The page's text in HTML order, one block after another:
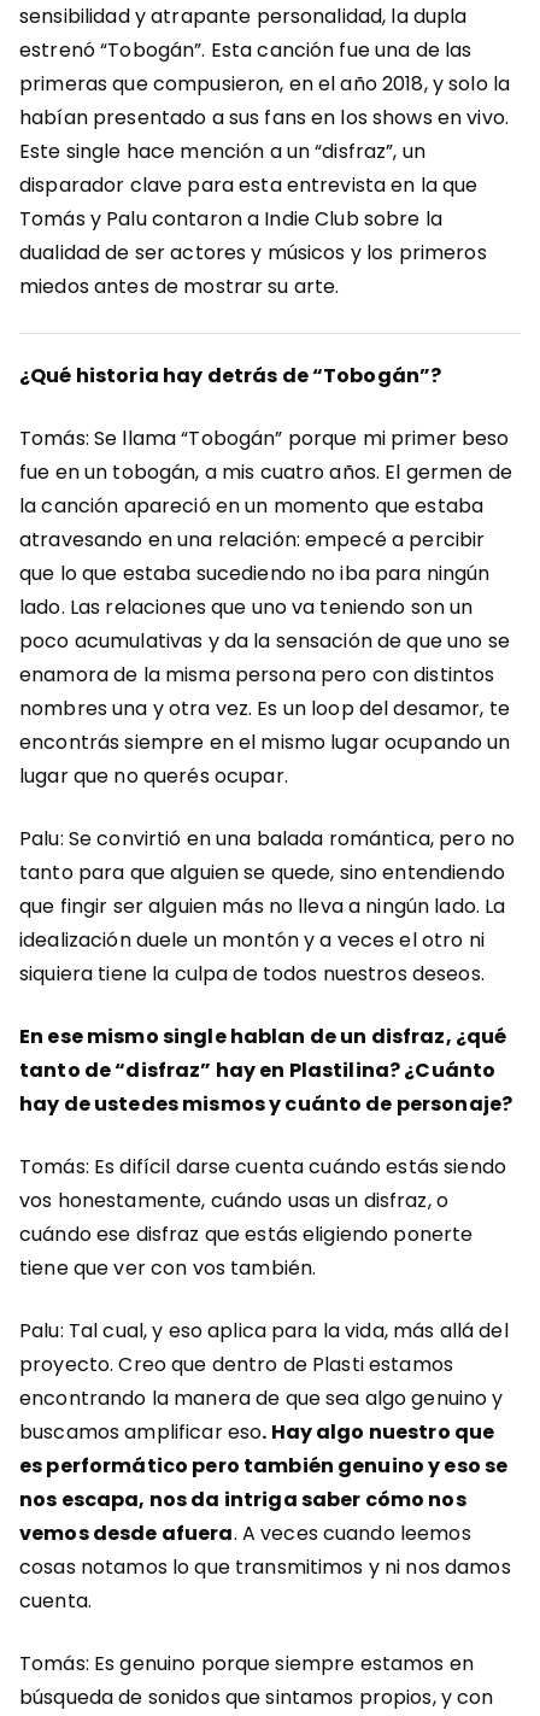
sensibilidad y atrapante personalidad, la dupla
estrenó “Tobogán”. Esta canción fue una de las
primeras que compusieron, en el año 2018, y solo la
habían presentado a sus fans en los shows en vivo.
Este single hace mención a un “disfraz”, un
disparador clave para esta entrevista en la que
Tomás y Palu contaron a Indie Club sobre la
dualidad de ser actores y músicos y los primeros
miedos antes de mostrar su arte.
¿Qué historia hay detrás de “Tobogán”?
Tomás: Se llama “Tobogán” porque mi primer beso
fue en un tobogán, a mis cuatro años. El germen de
la canción apareció en un momento que estaba
atravesando en una relación: empecé a percibir
que lo que estaba sucediendo no iba para ningún
lado. Las relaciones que uno va teniendo son un
poco acumulativas y da la sensación de que uno se
enamora de la misma persona pero con distintos
nombres una y otra vez. Es un loop del desamor, te
encontrás siempre en el mismo lugar ocupando un
lugar que no querés ocupar.
Palu: Se convirtió en una balada romántica, pero no
tanto para que alguien se quede, sino entendiendo
que fingir ser alguien más no lleva a ningún lado. La
idealización duele un montón y a veces el otro ni
siquiera tiene la culpa de todos nuestros deseos.
En ese mismo single hablan de un disfraz, ¿qué
tanto de “disfraz” hay en Plastilina? ¿Cuánto
hay de ustedes mismos y cuánto de personaje?
Tomás: Es difícil darse cuenta cuándo estás siendo
vos honestamente, cuándo usas un disfraz, o
cuándo ese disfraz que estás eligiendo ponerte
tiene que ver con vos también.
Palu: Tal cual, y eso aplica para la vida, más allá del
proyecto. Creo que dentro de Plasti estamos
encontrando la manera de que sea algo genuino y
buscamos amplificar eso. Hay algo nuestro que
es performático pero también genuino y eso se
nos escapa, nos da intriga saber cómo nos
vemos desde afuera. A veces cuando leemos
cosas notamos lo que transmitimos y ni nos damos
cuenta.
Tomás: Es genuino porque siempre estamos en
búsqueda de sonidos que sintamos propios, y con